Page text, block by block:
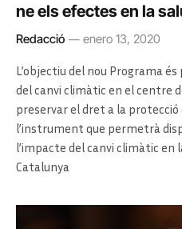
ne els efectes en la
Redacció enero 13, 2020
L’objectiu del nou Programa
del canvi climàtic en el centre
preservar el dret a la protecció
l’instrument que permetrà
l’impacte del canvi climàtic en
Catalunya